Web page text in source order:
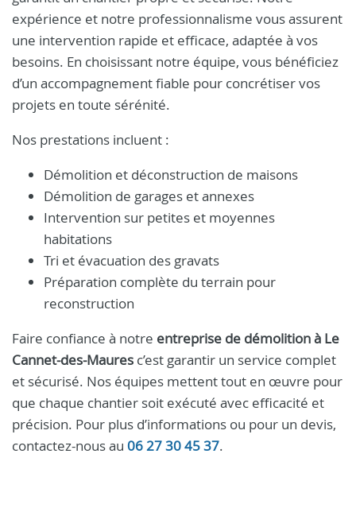
expérience et notre professionnalisme vous assurent
une intervention rapide et efficace, adaptée à vos
besoins. En choisissant notre équipe, vous bénéficiez
d’un accompagnement fiable pour concrétiser vos
projets en toute sérénité.
Nos prestations incluent :
Démolition et déconstruction de maisons
Démolition de garages et annexes
Intervention sur petites et moyennes
habitations
Tri et évacuation des gravats
Préparation complète du terrain pour
reconstruction
Faire confiance à notre entreprise de démolition à Le
Cannet-des-Maures c’est garantir un service complet
et sécurisé. Nos équipes mettent tout en œuvre pour
que chaque chantier soit exécuté avec efficacité et
précision. Pour plus d’informations ou pour un devis,
contactez-nous au 06 27 30 45 37.